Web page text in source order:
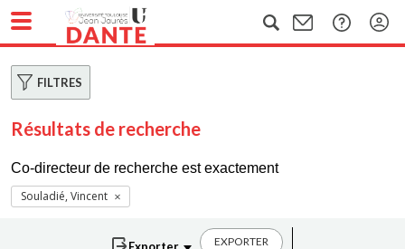
FILTRES
Résultats de recherche
Co-directeur de recherche est exactement
Souladié, Vincent
EXPORTER